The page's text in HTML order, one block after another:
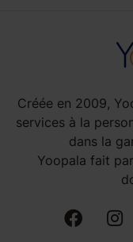
Créée en 2009,
services à la
dans la
Yoopala fait